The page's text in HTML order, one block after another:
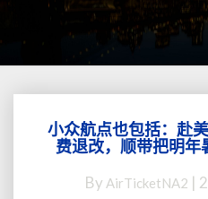
小众航点也包括：赴
费退改，顺带把明年
By AirTicketNA2